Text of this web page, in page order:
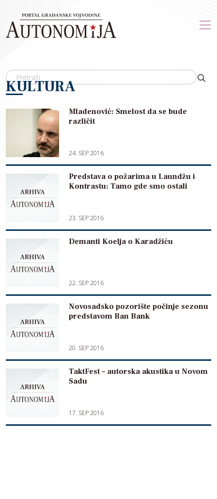
KULTURA
Mladenović: Smelost da se bude
različit
24. SEP 2016
Predstava o požarima u Laundžu i
Kontrastu: Tamo gde smo ostali
23. SEP 2016
Demanti Koelja o Karadžiću
22. SEP 2016
Novosadsko pozorište počinje sezonu
predstavom Ban Bank
20. SEP 2016
TaktFest – autorska akustika u Novom
Sadu
17. SEP 2016